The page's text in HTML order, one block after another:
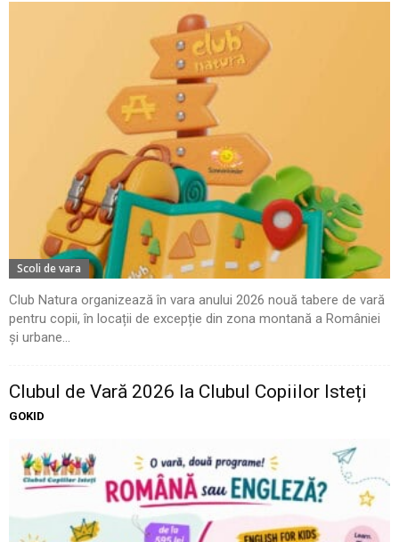
Scoli de vara
Club Natura organizează în vara anului 2026 nouă tabere de vară
pentru copii, în locații de excepție din zona montană a României
și urbane...
Clubul de Vară 2026 la Clubul Copiilor Isteți
GOKID